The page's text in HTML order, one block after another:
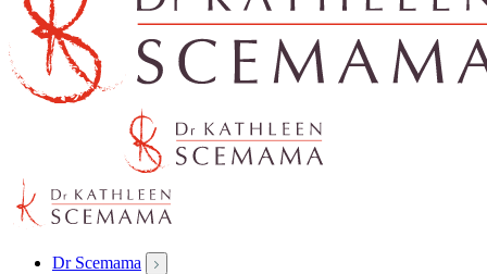
Dr Scemama